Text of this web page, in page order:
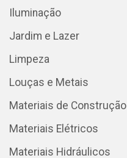
Iluminação
Jardim e Lazer
Limpeza
Louças e Metais
Materiais de Construção
Materiais Elétricos
Materiais Hidráulicos